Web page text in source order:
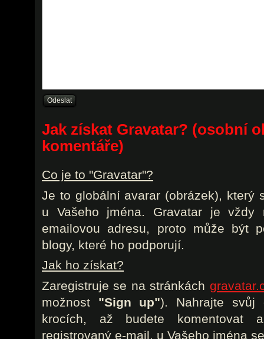
Jak získat Gravatar? (osobní
komentáře)
Co je to "Gravatar"?
Je to globální avarar (obrázek), který
u Vašeho jména. Gravatar je vždy
emailovou adresu, proto může být
blogy, které ho podporují.
Jak ho získat?
Zaregistruje se na stránkách
možnost "Sign up"). Nahrajte svůj
krocích, až budete komentovat
registrovaný e-mail, u Vašeho jména